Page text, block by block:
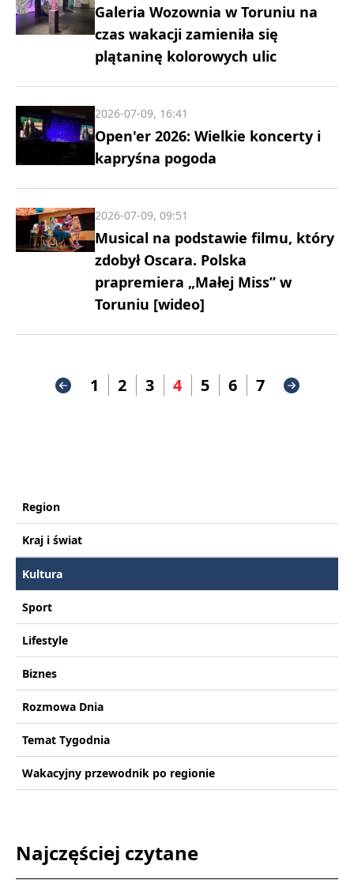
Galeria Wozownia w Toruniu na
czas wakacji zamieniła się
plątaninę kolorowych ulic
Open'er 2026: Wielkie koncerty i
kapryśna pogoda
2026-07-09, 16:41
Musical na podstawie filmu, który
zdobył Oscara. Polska
prapremiera „Małej Miss” w
Toruniu [wideo]
2026-07-09, 09:51
1 2 3 4 5 6 7
Region
Kraj i świat
Kultura
Sport
Lifestyle
Biznes
Rozmowa Dnia
Temat Tygodnia
Wakacyjny przewodnik po regionie
Najczęściej czytane